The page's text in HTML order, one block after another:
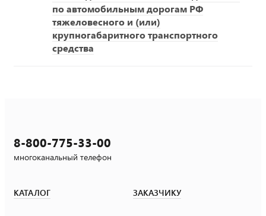
по автомобильным дорогам РФ
тяжеловесного и (или)
крупногабаритного транспортного
средства
8-800-775-33-00
многоканальный телефон
КАТАЛОГ ЗАКАЗЧИКУ